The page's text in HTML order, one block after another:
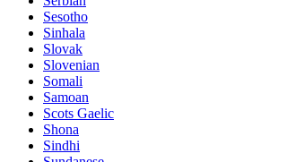
Sesotho
Sinhala
Slovak
Slovenian
Somali
Samoan
Scots Gaelic
Shona
Sindhi